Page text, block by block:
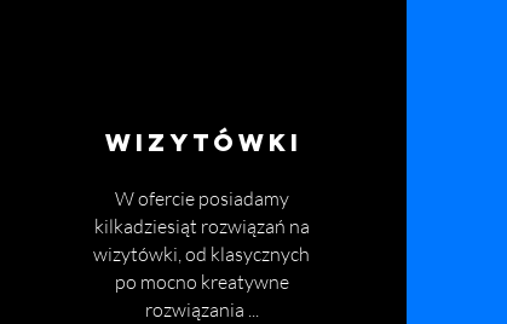
WIZYTÓWKI
W ofercie posiadamy
kilkadziesiąt rozwiązań na
wizytówki, od klasycznych
po mocno kreatywne
rozwiązania ...